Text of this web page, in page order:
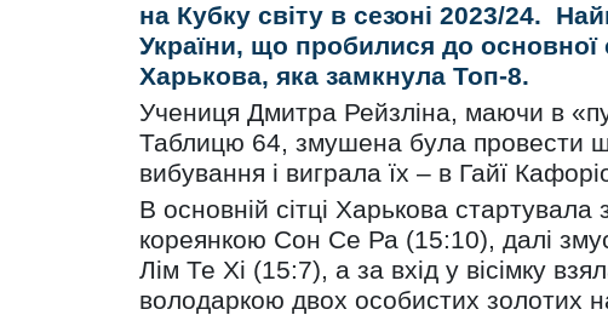
на Кубку світу в сезоні 2023/24.
України, що пробилися до основної
Харькова, яка замкнула Топ-8.
Учениця Дмитра Рейзліна, маючи в
Таблицю 64, змушена була провести
вибування і виграла їх – в Гайї
В основній сітці Харькова
кореянкою Сон Се Ра (15:10), далі
Лім Те Хі (15:7), а за вхід у вісімку
володаркою двох особистих золотих